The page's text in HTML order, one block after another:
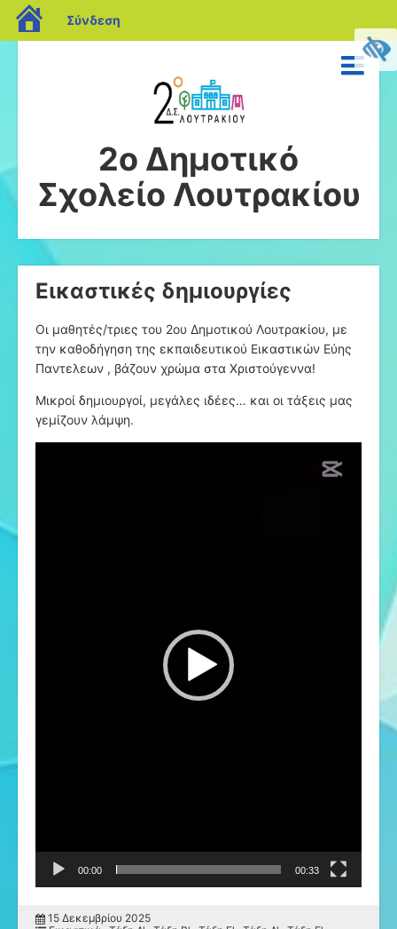
2ο Δημοτικό
Σχολείο Λουτρακίου
Εικαστικές δημιουργίες
Οι μαθητές/τριες του 2ου Δημοτικού Λουτρακίου, με
την καθοδήγηση της εκπαιδευτικού Εικαστικών Εύης
Παντελεων , βάζουν χρώμα στα Χριστούγεννα!
Μικροί δημιουργοί, μεγάλες ιδέες… και οι τάξεις μας
γεμίζουν λάμψη.
00:00 00:33
15 Δεκεμβρίου 2025
blogs.sch.gr
Σύνδεση